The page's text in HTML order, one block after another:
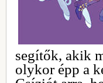
segítők, akik
olykor épp a